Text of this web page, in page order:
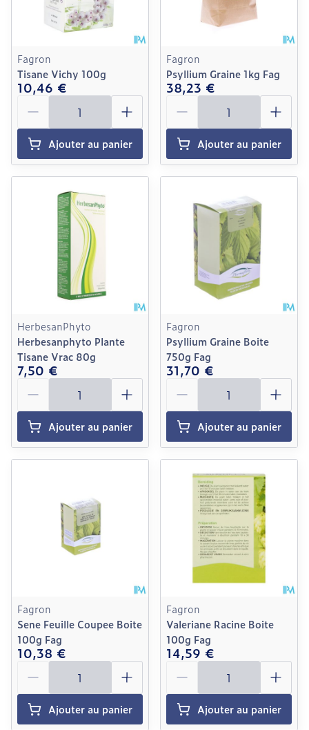
Fagron
Tisane Vichy 100g
10,46 €
Quantité
Ajouter au panier
Fagron
Psyllium Graine 1kg Fag
38,23 €
Quantité
Ajouter au panier
HerbesanPhyto
Herbesanphyto Plante
Tisane Vrac 80g
7,50 €
Quantité
Ajouter au panier
Fagron
Psyllium Graine Boite
750g Fag
31,70 €
Quantité
Ajouter au panier
Fagron
Sene Feuille Coupee Boite
100g Fag
10,38 €
Quantité
Ajouter au panier
Fagron
Valeriane Racine Boite
100g Fag
14,59 €
Quantité
Ajouter au panier